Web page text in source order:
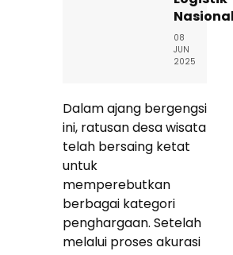
08
JUN
2025
Dalam ajang bergengsi
ini, ratusan desa wisata
telah bersaing ketat
untuk
memperebutkan
berbagai kategori
penghargaan. Setelah
melalui proses akurasi